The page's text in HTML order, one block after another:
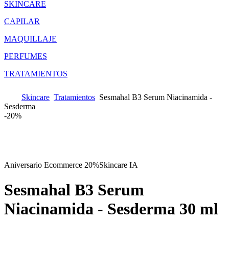
SKINCARE
CAPILAR
MAQUILLAJE
PERFUMES
TRATAMIENTOS
Skincare Tratamientos Sesmahal B3 Serum Niacinamida -
Sesderma
-20%
Aniversario Ecommerce 20%Skincare IA
Sesmahal B3 Serum
Niacinamida - Sesderma 30 ml